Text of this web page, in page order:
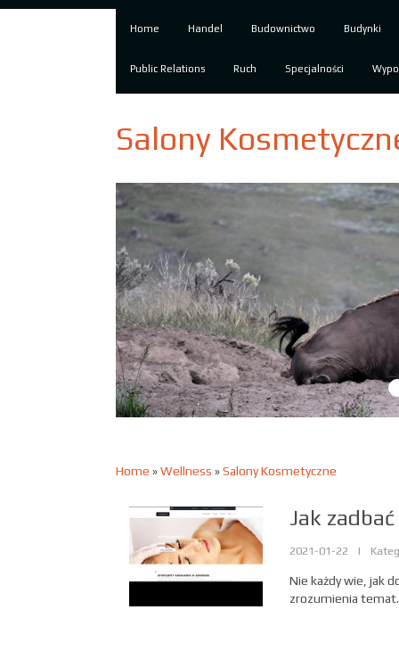
Home Handel Budownictwo Budynki
Public Relations Ruch Specjalności
Salony
Home »Wellness »Salony Kosmetyczne
Jak
2021-01-22 |
Nie każdy wie, jak
zrozumienia temat.